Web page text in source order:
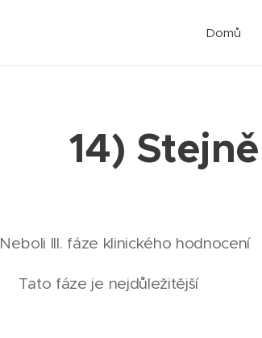
Domů
14)
Neboli III. fáze klinického hodnocení💊
👉Tato fáze je nejdůležitější